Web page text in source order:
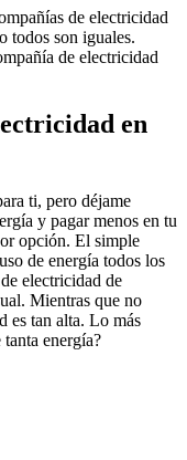
de electricidad
todos son iguales.
de electricidad
en
ti, pero déjame
y pagar menos en tu
opción. El simple
de energía todos los
electricidad de
Mientras que no
es tan alta. Lo más
energía?